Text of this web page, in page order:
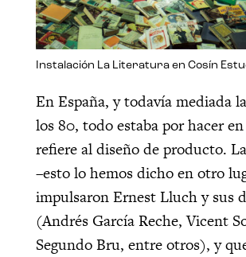
Instalación La Literatura en Cosín
En España, y todavía mediada
los 80, todo estaba por hacer
refiere al diseño de producto.
–esto lo hemos dicho en otro
impulsaron Ernest Lluch y sus
(Andrés García Reche, Vicent
Segundo Bru, entre otros), y